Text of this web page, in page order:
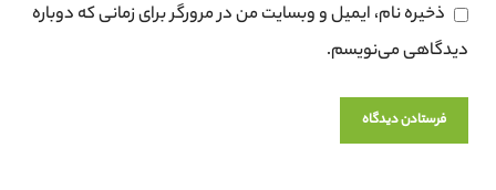
ذخیره نام، ایمیل و وبسایت من در مرورگر برای زمانی که دوباره
دیدگاهی می‌نویسم.